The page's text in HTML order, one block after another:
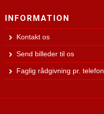
INFORMATION
Kontakt os
Send billeder til os
Faglig rådgivning pr. telefon